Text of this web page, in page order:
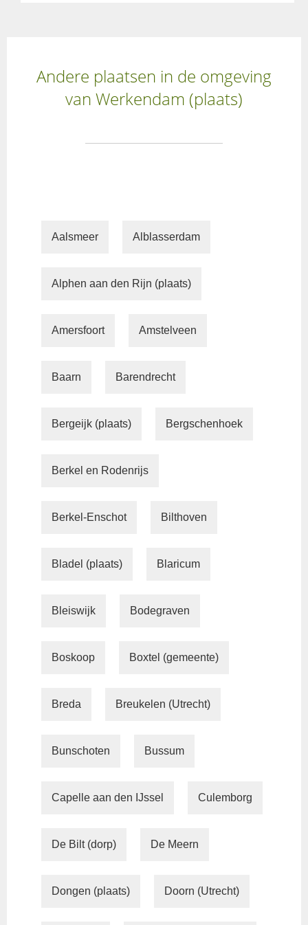
Andere plaatsen in de omgeving
van Werkendam (plaats)
Aalsmeer Alblasserdam
Alphen aan den Rijn (plaats)
Amersfoort Amstelveen
Baarn Barendrecht
Bergeijk (plaats) Bergschenhoek
Berkel en Rodenrijs
Berkel-Enschot Bilthoven
Bladel (plaats) Blaricum
Bleiswijk Bodegraven
Boskoop Boxtel (gemeente)
Breda Breukelen (Utrecht)
Bunschoten Bussum
Capelle aan den IJssel Culemborg
De Bilt (dorp) De Meern
Dongen (plaats) Doorn (Utrecht)